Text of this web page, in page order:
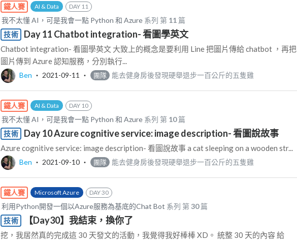
鐵人賽 AI & Data DAY 11
我不太懂 AI，可是我會一點 Python 和 Azure 系列 第 11 篇
技術
Day 11 Chatbot integration- 看圖學英文
Chatbot integration- 看圖學英文 大致上的概念是要利用 Line 把圖片傳給 chatbot ，再把
圖片傳到 Azure 認知服務，分別執行...
Ben ‧ 2021-09-11 ‧ 團隊 能去健身房後發現硬舉退步一百公斤的五隻雞
鐵人賽 AI & Data DAY 10
我不太懂 AI，可是我會一點 Python 和 Azure 系列 第 10篇
技術
Day 10 Azure cognitive service: image description- 看圖說故事
Azure cognitive service: image description- 看圖說故事 a cat sleeping on a wooden str...
Ben ‧ 2021-09-10 ‧ 團隊 能去健身房後發現硬舉退步一百公斤的五隻雞
鐵人賽 Microsoft Azure DAY 30
利用Python開發一個以Azure服務為基底的Chat Bot 系列 第30篇
技術
【Day30】我結束，換你了
挖，我居然真的完成這 30 天發文的活動，我覺得我好棒棒 XD。 統整 30 天的內容 給